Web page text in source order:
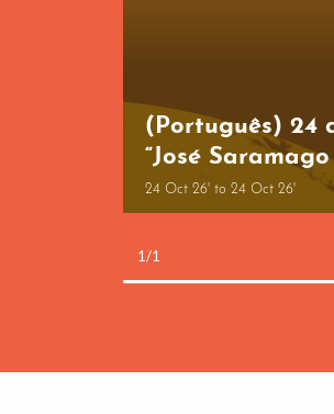
(Português) 24
“José
24 Oct 26' to 24 Oct 26'
1/1